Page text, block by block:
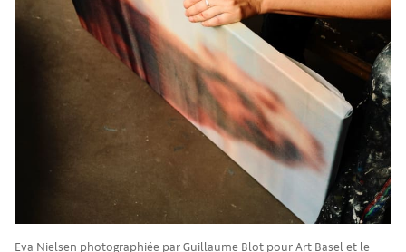
Eva Nielsen photographiée par Guillaume Blot pour Art Basel et le